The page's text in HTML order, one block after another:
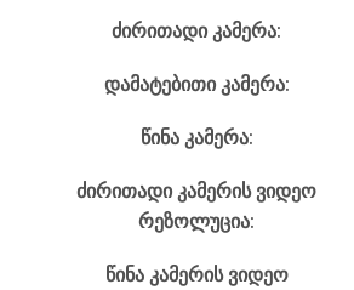
ძირითადი კამერა:
დამატებითი კამერა:
წინა კამერა:
ძირითადი კამერის ვიდეო
რეზოლუცია:
წინა კამერის ვიდეო